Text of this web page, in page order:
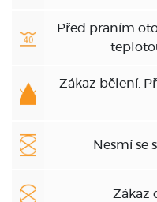
Před praním
Zákaz bělení.
Nesmí se
Zákaz